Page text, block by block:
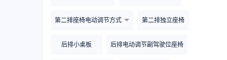
第二排座椅电动调节方式 第二排独立座椅
后排小桌板 后排电动调节副驾驶位座椅